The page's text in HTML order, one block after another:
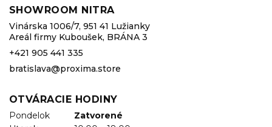
SHOWROOM NITRA
Vinárska 1006/7, 951 41 Lužianky
Areál firmy Kuboušek, BRÁNA 3
+421 905 441 335
bratislava@proxima.store
OTVÁRACIE HODINY
Pondelok
Zatvorené